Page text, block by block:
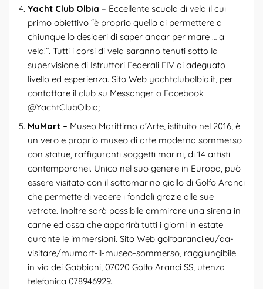
Yacht Club Olbia – Eccellente scuola di vela il cui
primo obiettivo “è proprio quello di permettere a
chiunque lo desideri di saper andar per mare … a
vela!”. Tutti i corsi di vela saranno tenuti sotto la
supervisione di Istruttori Federali FIV di adeguato
livello ed esperienza. Sito Web yachtclubolbia.it, per
contattare il club su Messanger o Facebook
@YachtClubOlbia;
MuMart – Museo Marittimo d’Arte, istituito nel 2016, è
un vero e proprio museo di arte moderna sommerso
con statue, raffiguranti soggetti marini, di 14 artisti
contemporanei. Unico nel suo genere in Europa, può
essere visitato con il sottomarino giallo di Golfo Aranci
che permette di vedere i fondali grazie alle sue
vetrate. Inoltre sarà possibile ammirare una sirena in
carne ed ossa che apparirà tutti i giorni in estate
durante le immersioni. Sito Web golfoaranci.eu/da-
visitare/mumart-il-museo-sommerso , raggiungibile
in via dei Gabbiani, 07020 Golfo Aranci SS, utenza
telefonica 078946929.